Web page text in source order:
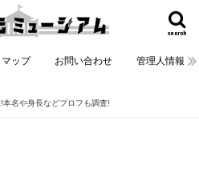
search
ップ お問い合わせ 管理人情報
名や身長などプロフも調査!